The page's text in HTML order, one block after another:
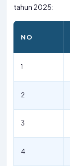
tahun 2025:
NO
1
2
3
4